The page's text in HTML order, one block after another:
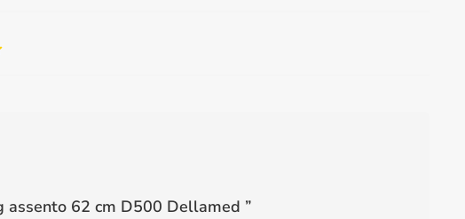
assento 62 cm D500 Dellamed ”